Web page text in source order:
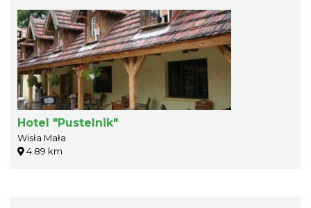
Hotel "Pustelnik"
Wisła Mała
4.89 km